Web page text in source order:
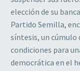
elección de su
Partido Semilla,
síntesis, un cúmulo
condiciones para
democrática en el